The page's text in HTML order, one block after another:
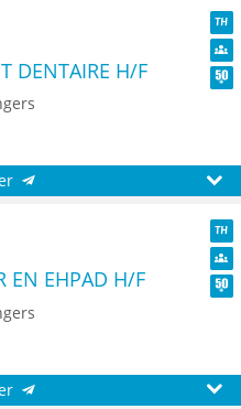
TH
DENTAIRE H/F
TH
EN EHPAD H/F